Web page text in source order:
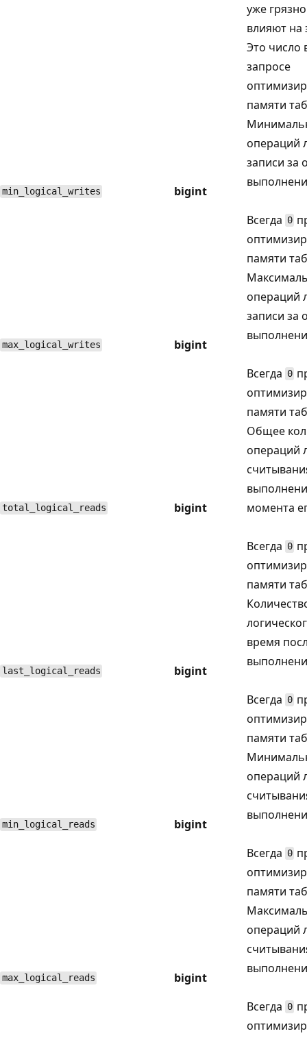
уже
влияют на
Это число
запросе
памяти
min_logical_writes bigint
операций
записи за
Всегда 0
памяти
max_logical_writes bigint
операций
записи за
Всегда 0
памяти
total_logical_reads bigint
Общее
операций
момента
Всегда 0
памяти
last_logical_reads bigint
время
Всегда 0
памяти
min_logical_reads bigint
операций
Всегда 0
памяти
max_logical_reads bigint
операций
Всегда 0